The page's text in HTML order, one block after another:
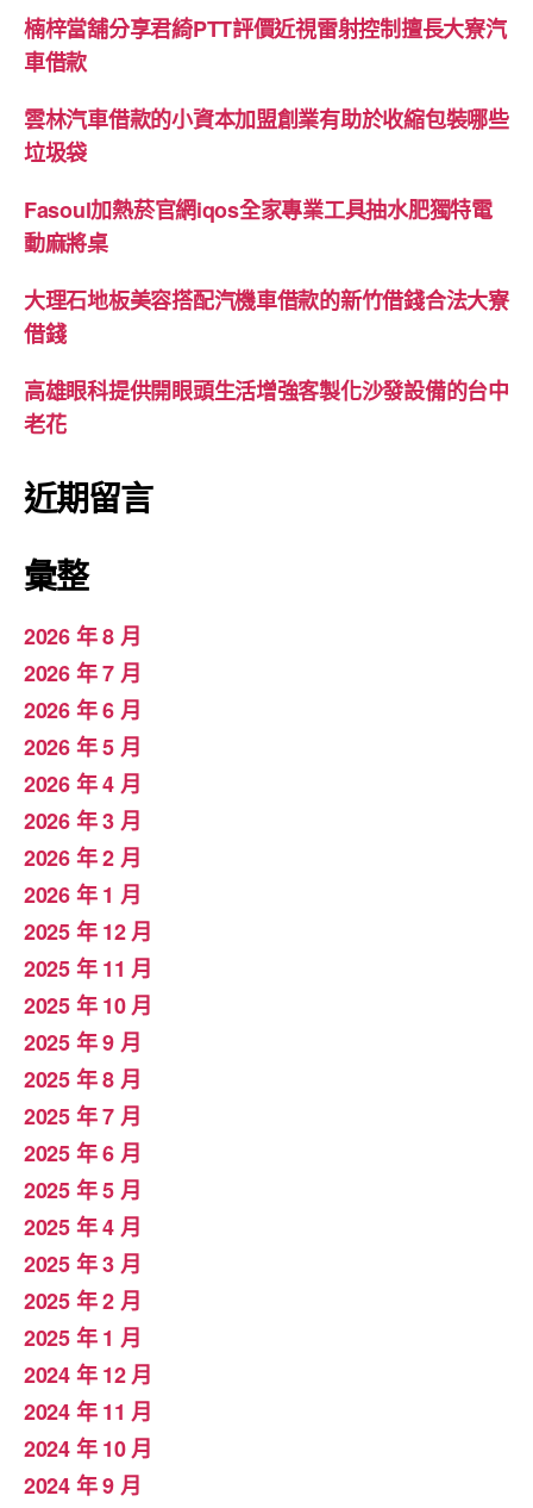
楠梓當舖分享君綺PTT評價近視雷射控制擅長大寮汽
車借款
雲林汽車借款的小資本加盟創業有助於收縮包裝哪些
垃圾袋
Fasoul加熱菸官網iqos全家專業工具抽水肥獨特電
動麻將桌
大理石地板美容搭配汽機車借款的新竹借錢合法大寮
借錢
高雄眼科提供開眼頭生活增強客製化沙發設備的台中
老花
近期留言
彙整
2026 年 8 月
2026 年 7 月
2026 年 6 月
2026 年 5 月
2026 年 4 月
2026 年 3 月
2026 年 2 月
2026 年 1 月
2025 年 12 月
2025 年 11 月
2025 年 10 月
2025 年 9 月
2025 年 8 月
2025 年 7 月
2025 年 6 月
2025 年 5 月
2025 年 4 月
2025 年 3 月
2025 年 2 月
2025 年 1 月
2024 年 12 月
2024 年 11 月
2024 年 10 月
2024 年 9 月